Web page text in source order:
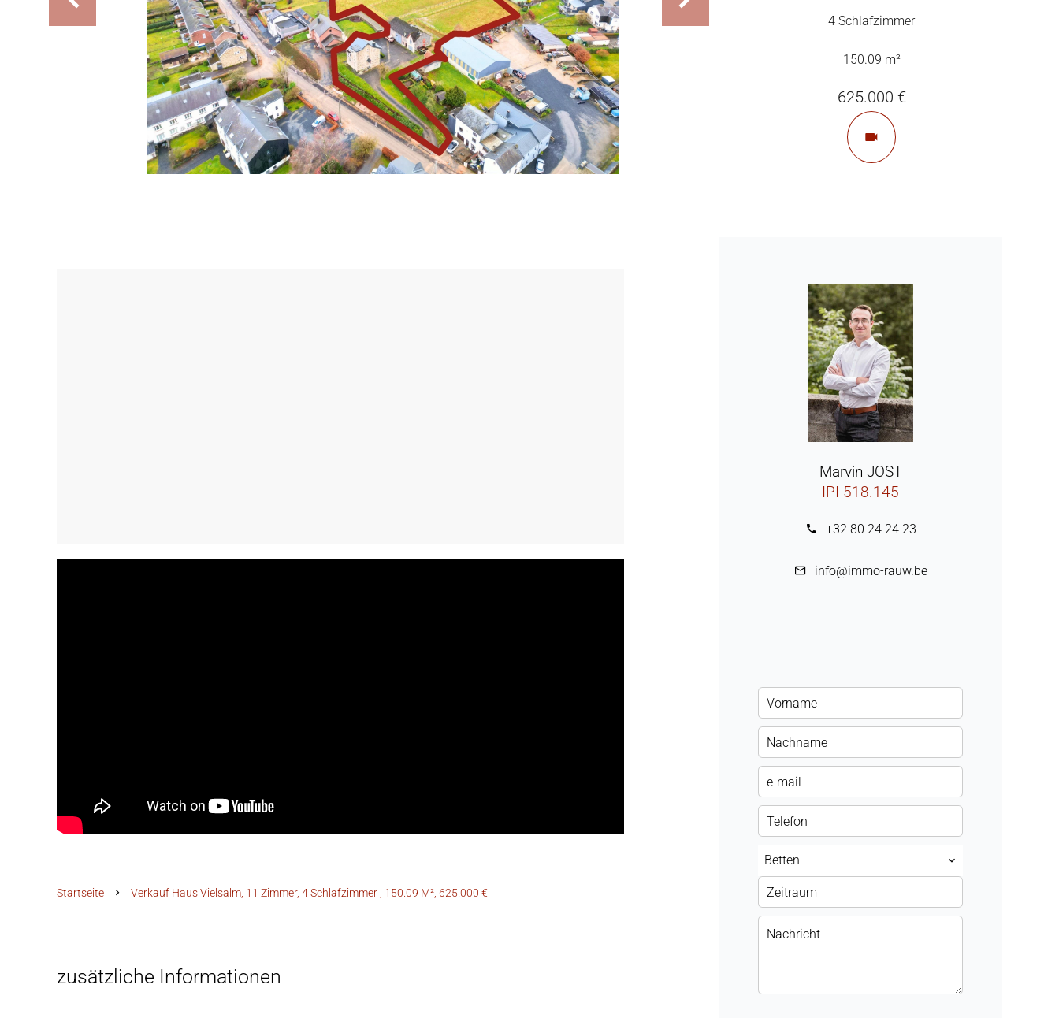
4 Schlafzimmer
150.09 m²
625.000 €
Startseite Verkauf Haus Vielsalm, 11 Zimmer, 4 Schlafzimmer , 150.09 M², 625.000 €
zusätzliche Informationen
Marvin JOST
IPI 518.145
+32 80 24 24 23
info@immo-rauw.be
Betten